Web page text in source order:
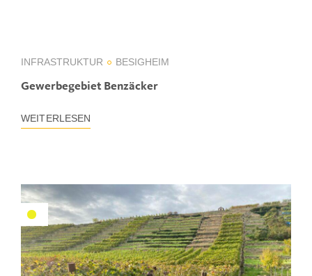
INFRASTRUKTUR BESIGHEIM
Gewerbegebiet Benzäcker
WEITERLESEN